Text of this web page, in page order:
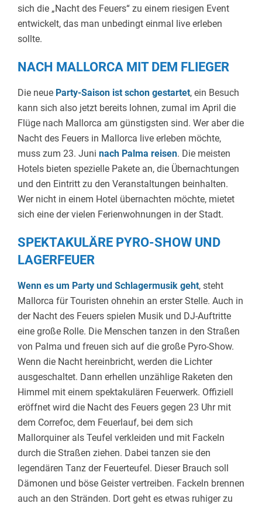
sich die „Nacht des Feuers“ zu einem riesigen Event
entwickelt, das man unbedingt einmal live erleben
sollte.
NACH MALLORCA MIT DEM FLIEGER
Die neue Party-Saison ist schon gestartet, ein Besuch
kann sich also jetzt bereits lohnen, zumal im April die
Flüge nach Mallorca am günstigsten sind. Wer aber die
Nacht des Feuers in Mallorca live erleben möchte,
muss zum 23. Juni nach Palma reisen. Die meisten
Hotels bieten spezielle Pakete an, die Übernachtungen
und den Eintritt zu den Veranstaltungen beinhalten.
Wer nicht in einem Hotel übernachten möchte, mietet
sich eine der vielen Ferienwohnungen in der Stadt.
SPEKTAKULÄRE PYRO-SHOW UND
LAGERFEUER
Wenn es um Party und Schlagermusik geht, steht
Mallorca für Touristen ohnehin an erster Stelle. Auch in
der Nacht des Feuers spielen Musik und DJ-Auftritte
eine große Rolle. Die Menschen tanzen in den Straßen
von Palma und freuen sich auf die große Pyro-Show.
Wenn die Nacht hereinbricht, werden die Lichter
ausgeschaltet. Dann erhellen unzählige Raketen den
Himmel mit einem spektakulären Feuerwerk. Offiziell
eröffnet wird die Nacht des Feuers gegen 23 Uhr mit
dem Correfoc, dem Feuerlauf, bei dem sich
Mallorquiner als Teufel verkleiden und mit Fackeln
durch die Straßen ziehen. Dabei tanzen sie den
legendären Tanz der Feuerteufel. Dieser Brauch soll
Dämonen und böse Geister vertreiben. Fackeln brennen
auch an den Stränden. Dort geht es etwas ruhiger zu